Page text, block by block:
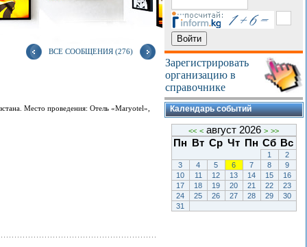
ВСЕ СООБЩЕНИЯ (276)
Место проведения: Отель «Maryotel»,
Зарегистрировать
организацию в
справочнике
Календарь событий
<< < август 2026 > >>
Пн Вт Ср Чт Пн Сб Вс
1
2
3
4 5 6 7 8
9
10
11 12 13 14 15
16
17
18 19 20 21 22
23
24
25 26 27 28 29
30
31